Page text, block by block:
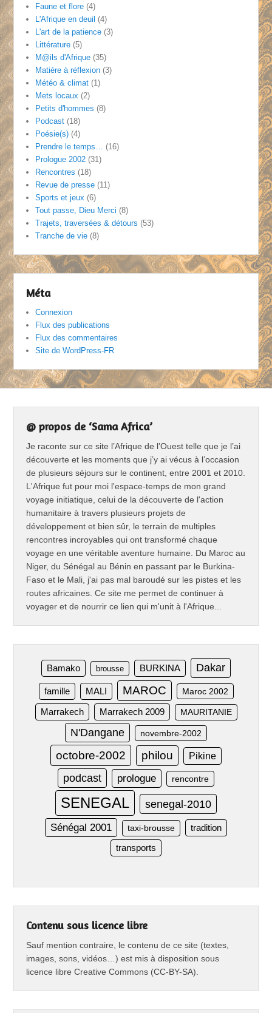
Faune et flore (4)
L'Afrique en deuil (4)
L'art de la patience (3)
Littérature (5)
M@ils d'Afrique (35)
Matière à réflexion (3)
Météo & climat (1)
Mets locaux (2)
Petits d'hommes (8)
Podcast (18)
Poésie(s) (4)
Prendre le temps… (16)
Prologue 2002 (31)
Rencontres (18)
Revue de presse (11)
Sports et jeux (6)
Tout passe, Dieu Merci (8)
Trajets, traversées & détours (53)
Tranche de vie (8)
Méta
Connexion
Flux des publications
Flux des commentaires
Site de WordPress-FR
@ propos de ‘Sama Africa’
Je raconte sur ce site l’Afrique de l’Ouest telle que je l’ai
découverte et les moments que j’y ai vécus à l’occasion
de plusieurs séjours sur le continent, entre 2001 et 2010.
L'Afrique fut pour moi l'espace-temps de mon grand
voyage initiatique, celui de la découverte de l'action
humanitaire à travers plusieurs projets de
développement et bien sûr, le terrain de multiples
rencontres incroyables qui ont transformé chaque
voyage en une véritable aventure humaine. Du Maroc au
Niger, du Sénégal au Bénin en passant par le Burkina-
Faso et le Mali, j'ai pas mal baroudé sur les pistes et les
routes africaines. Ce site me permet de continuer à
voyager et de nourrir ce lien qui m'unit à l'Afrique...
Bamako brousse BURKINA Dakar
famille MALI MAROC Maroc 2002
Marrakech Marrakech 2009 MAURITANIE
N'Dangane novembre-2002
octobre-2002 philou Pikine
podcast prologue rencontre
SENEGAL senegal-2010
Sénégal 2001 taxi-brousse tradition
transports
Contenu sous licence libre
Sauf mention contraire, le contenu de ce site (textes,
images, sons, vidéos…) est mis à disposition sous
licence libre Creative Commons (CC-BY-SA).